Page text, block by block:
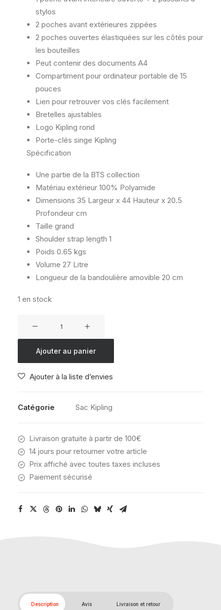
stylos
2 poches avant extérieures zippées
2 poches ouvertes élastiquées sur les côtés pour
les bouteilles
Peut contenir des documents A4
Compartiment pour ordinateur portable de 15
pouces
Lien pour retrouver vos clés facilement
Bretelles ajustables
Logo Kipling rond
Porte-clés singe Kipling
Spécification
Une partie de la BTS collection
Matériau extérieur 100% Polyamide
Dimensions 35 Largeur x 44 Hauteur x 20.5
Profondeur cm
Taille grand
Shoulder strap length 1
Poids 0.65 kgs
Volume 27 Litre
Longueur de la bandoulière amovible 20 cm
1 en stock
SEOUL
INTENSE
Ajouter au panier
Ajouter à la liste d’envies
Catégorie Sac Kipling
Livraison gratuite à partir de 100€
14 jours pour retourner votre article
Prix affiché avec toutes taxes incluses
Paiement sécurisé
Description Avis Livraison et retour